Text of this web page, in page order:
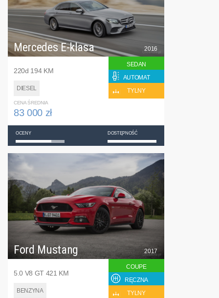
Mercedes E-klasa
220d 194 KM
DIESEL
2016
SEDAN
AUTOMAT
TYLNY
CENA ŚREDNIA
83 000 zł
OCENY DOSTĘPNOŚĆ
Ford Mustang
5.0 V8 GT 421 KM
BENZYNA
2017
COUPE
RĘCZNA
TYLNY